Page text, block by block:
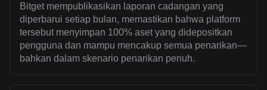
Bitget mempublikasikan laporan cadangan yang
diperbarui setiap bulan, memastikan bahwa platform
tersebut menyimpan 100% aset yang didepositkan
pengguna dan mampu mencakup semua penarikan—
bahkan dalam skenario penarikan penuh.